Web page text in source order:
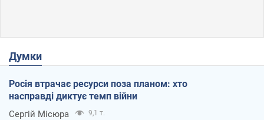
Думки
Росія втрачає ресурси поза планом: хто
насправді диктує темп війни
Сергій Місюра 9,1 т.